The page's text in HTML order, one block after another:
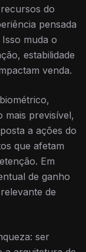
do
pensada
muda o
estabilidade
venda.
mais previsível,
a ações do
que afetam
Em
de ganho
de
ser